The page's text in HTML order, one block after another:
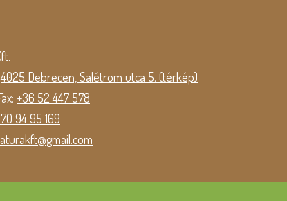
4025 Debrecen, Salétrom utca 5. (térkép)
+36 52 447 578
94 95 169